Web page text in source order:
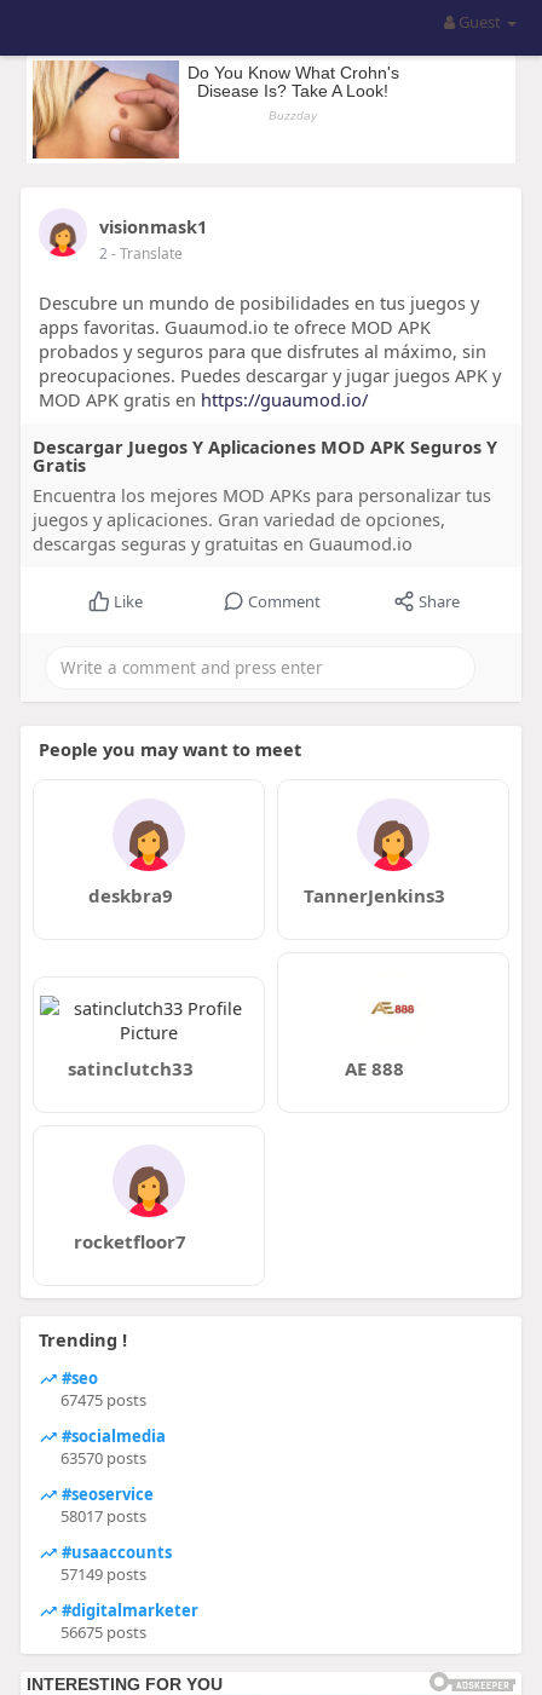
Guest
visionmask1
2- Translate
Descubre un mundo de posibilidades en tus juegos y
apps favoritas. Guaumod.io te ofrece MOD APK
probados y seguros para que disfrutes al máximo, sin
preocupaciones. Puedes descargar y jugar juegos APK y
MOD APK gratis en https://guaumod.io/
Descargar Juegos Y Aplicaciones MOD APK Seguros Y
Gratis
Encuentra los mejores MOD APKs para personalizar tus
juegos y aplicaciones. Gran variedad de opciones,
descargas seguras y gratuitas en Guaumod.io
Like Comment Share
People you may want to meet
deskbra9 TannerJenkins3
satinclutch33 AE 888
rocketfloor7
Trending !
#seo
67475 posts
#socialmedia
63570 posts
#seoservice
58017 posts
#usaaccounts
57149 posts
#digitalmarketer
56675 posts